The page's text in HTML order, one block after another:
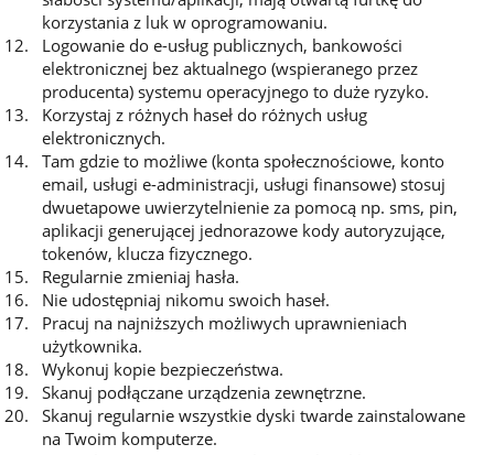
korzystania z luk w oprogramowaniu.
Logowanie do e-usług publicznych, bankowości
elektronicznej bez aktualnego (wspieranego przez
producenta) systemu operacyjnego to duże ryzyko.
Korzystaj z różnych haseł do różnych usług
elektronicznych.
Tam gdzie to możliwe (konta społecznościowe, konto
email, usługi e-administracji, usługi finansowe) stosuj
dwuetapowe uwierzytelnienie za pomocą np. sms, pin,
aplikacji generującej jednorazowe kody autoryzujące,
tokenów, klucza fizycznego.
Regularnie zmieniaj hasła.
Nie udostępniaj nikomu swoich haseł.
Pracuj na najniższych możliwych uprawnieniach
użytkownika.
Wykonuj kopie bezpieczeństwa.
Skanuj podłączane urządzenia zewnętrzne.
Skanuj regularnie wszystkie dyski twarde zainstalowane
na Twoim komputerze.